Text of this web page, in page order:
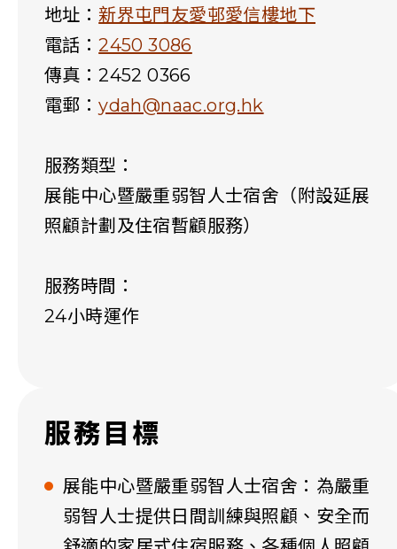
地址：新界屯門友愛邨愛信樓地下
電話： 2450 3086
傳真：2452 0366
電郵：ydah@naac.org.hk
服務類型：
展能中心暨嚴重弱智人士宿舍（附設延展
照顧計劃及住宿暫顧服務）
服務時間：
24小時運作
服務目標
展能中心暨嚴重弱智人士宿舍：為嚴重
弱智人士提供日間訓練與照顧、安全而